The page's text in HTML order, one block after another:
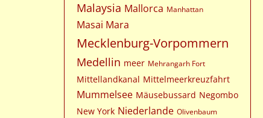
Malaysia Mallorca Manhattan
Masai Mara
Mecklenburg-Vorpommern
Medellin meer Mehrangarh Fort
Mittellandkanal Mittelmeerkreuzfahrt
Mummelsee Mäusebussard Negombo
New York Niederlande Olivenbaum